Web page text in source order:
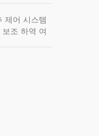
제어 시스템
조 하역 여